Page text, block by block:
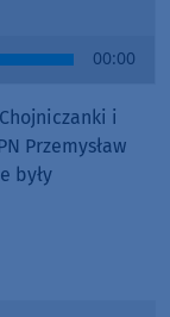
00:00
i
Przemysław
były